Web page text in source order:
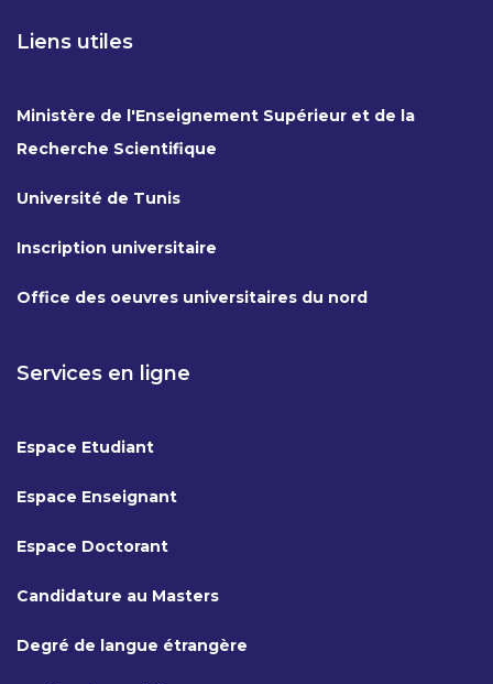
Liens utiles
Ministère de l'Enseignement Supérieur et de la
Recherche Scientifique
Université de Tunis
Inscription universitaire
Office des oeuvres universitaires du nord
Services en ligne
Espace Etudiant
Espace Enseignant
Espace Doctorant
Candidature au Masters
Degré de langue étrangère